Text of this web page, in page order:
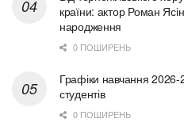
країни: актор Роман
народження
0 ПОШИРЕНЬ
Графіки навчання
студентів
0 ПОШИРЕНЬ